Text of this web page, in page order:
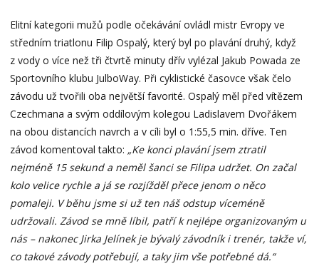
Elitní kategorii mužů podle očekávání ovládl mistr Evropy ve
středním triatlonu Filip Ospalý, který byl po plavání druhý, když
z vody o více než tři čtvrtě minuty dřív vylézal Jakub Powada ze
Sportovního klubu JulboWay. Při cyklistické časovce však čelo
závodu už tvořili oba největší favorité. Ospalý měl před vítězem
Czechmana a svým oddílovým kolegou Ladislavem Dvořákem
na obou distancích navrch a v cíli byl o 1:55,5 min. dříve. Ten
závod komentoval takto: „Ke konci plavání jsem ztratil
nejméně 15 sekund a neměl šanci se Filipa udržet. On začal
kolo velice rychle a já se rozjížděl přece jenom o něco
pomaleji. V běhu jsme si už ten náš odstup víceméně
udržovali. Závod se mně líbil, patří k nejlépe organizovaným u
nás – nakonec Jirka Jelínek je bývalý závodník i trenér, takže ví,
co takové závody potřebují, a taky jim vše potřebné dá.“